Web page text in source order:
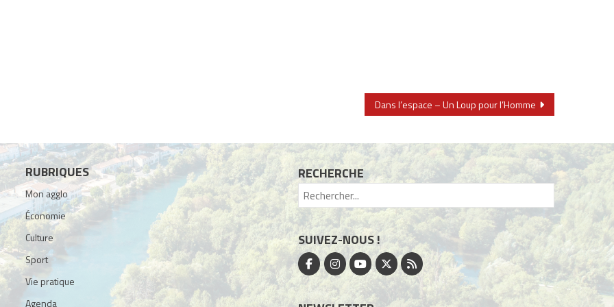
Dans l’espace – Un Loup pour l’Homme
RUBRIQUES
Mon agglo
Économie
Culture
Sport
Vie pratique
Agenda
RECHERCHE
SUIVEZ-NOUS !